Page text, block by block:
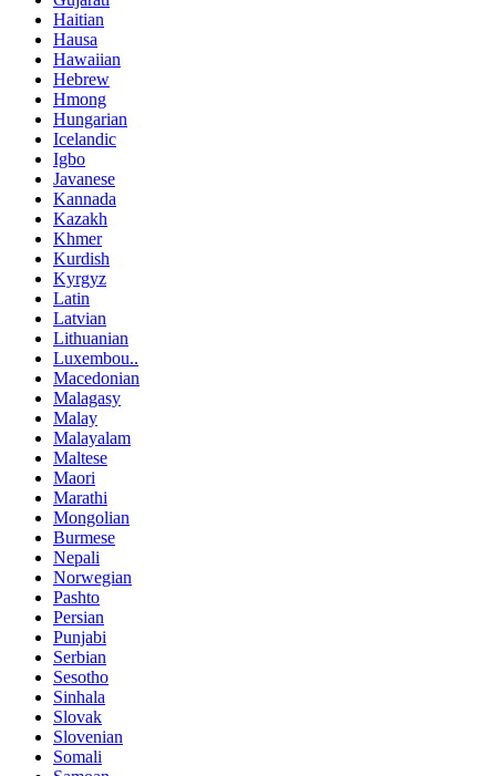
Haitian
Hausa
Hawaiian
Hebrew
Hmong
Hungarian
Icelandic
Igbo
Javanese
Kannada
Kazakh
Khmer
Kurdish
Kyrgyz
Latin
Latvian
Lithuanian
Luxembou..
Macedonian
Malagasy
Malay
Malayalam
Maltese
Maori
Marathi
Mongolian
Burmese
Nepali
Norwegian
Pashto
Persian
Punjabi
Serbian
Sesotho
Sinhala
Slovak
Slovenian
Somali